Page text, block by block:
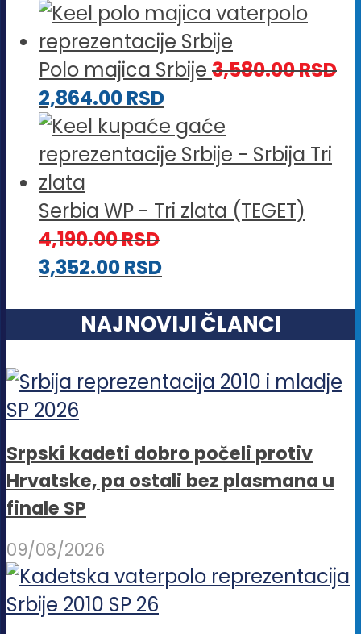
Polo majica Srbije 3,580.00RSD
2,864.00RSD
Serbia WP - Tri zlata (TEGET)
4,190.00RSD
3,352.00RSD
NAJNOVIJI ČLANCI
Srpski kadeti dobro počeli protiv
Hrvatske, pa ostali bez plasmana u
finale SP
09/08/2026